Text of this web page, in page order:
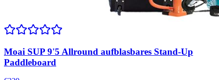
Moai SUP 9'5 Allround aufblasbares Stand-Up
Paddleboard